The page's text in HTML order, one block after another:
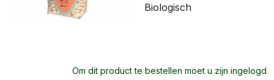
Biologisch
Om dit product te bestellen moet u zijn ingelogd